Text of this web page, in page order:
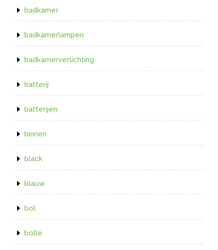
badkamer
badkamerlampen
badkamerverlichting
batterij
batterijen
binnen
black
blauw
bol
bolle